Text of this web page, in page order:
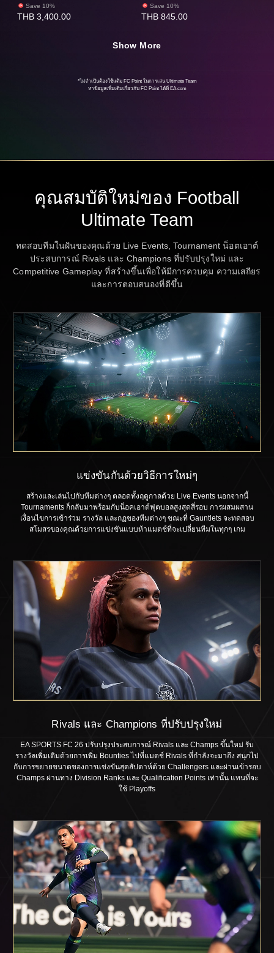
Save 10%
THB 3,400.00
Save 10%
THB 845.00
Show More
*ไม่จำเป็นต้องใช้แต้ม FC Point ในการเล่น Ultimate Team
หาข้อมูลเพิ่มเติมเกี่ยวกับ FC Point ได้ที่ EA.com
คุณสมบัติใหม่ของ Football
Ultimate Team
ทดสอบทีมในฝันของคุณด้วย Live Events, Tournament น็อตเอาต์
ประสบการณ์ Rivals และ Champions ที่ปรับปรุงใหม่ และ
Competitive Gameplay ที่สร้างขึ้นเพื่อให้มีการควบคุม ความเสถียร
และการตอบสนองที่ดีขึ้น
แข่งขันกันด้วยวิธีการใหม่ๆ
สร้างและเล่นไปกับทีมต่างๆ ตลอดทั้งฤดูกาลด้วย Live Events นอกจากนี้
Tournaments ก็กลับมาพร้อมกับน็อคเอาต์ฟุตบอลสูงสุดสี่รอบ การผสมผสาน
เงื่อนไขการเข้าร่วม รางวัล และกฏของทีมต่างๆ ขณะที่ Gauntlets จะทดสอบ
สโมสรของคุณด้วยการแข่งขันแบบห้าแมตช์ที่จะเปลี่ยนทีมในทุกๆ เกม
Rivals และ Champions ที่ปรับปรุงใหม่
EA SPORTS FC 26 ปรับปรุงประสบการณ์ Rivals และ Champs ขึ้นใหม่ รับ
รางวัลเพิ่มเติมด้วยการเพิ่ม Bounties ไปที่แมตช์ Rivals ที่กำลังจะมาถึง สนุกไป
กับการขยายขนาดของการแข่งขันสุดสัปดาห์ด้วย Challengers และผ่านเข้ารอบ
Champs ผ่านทาง Division Ranks และ Qualification Points เท่านั้น แทนที่จะ
ใช้ Playoffs